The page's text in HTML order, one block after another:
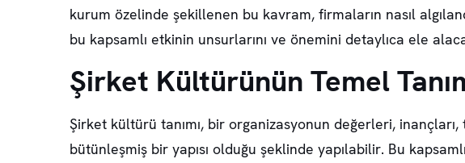
kurum özelinde şekillenen bu kavram, firmaların nasıl
bu kapsamlı etkinin unsurlarını ve önemini detaylıca ele
Şirket Kültürünün Temel
Şirket kültürü tanımı, bir organizasyonun değerleri, inançları,
bütünleşmiş bir yapısı olduğu şeklinde yapılabilir. Bu